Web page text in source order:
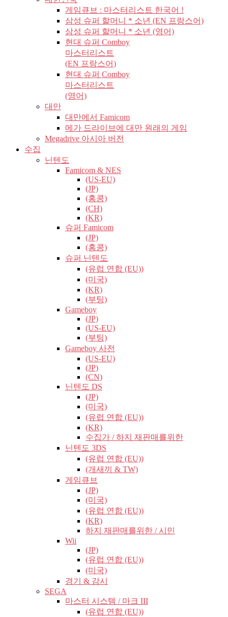
게임큐브 : 마스터리스트 한국어 !
삼성 슈퍼 할머니 * 소년 (EN 프랑스어)
삼성 슈퍼 할머니 * 소년 (영어)
현대 슈퍼 Comboy
마스터리스트
(EN 프랑스어)
현대 슈퍼 Comboy
마스터리스트
(영어)
대만
대만에서 Famicom
메가 드라이브에 대만 원래의 게임
Megadrive 아시아 버전
수집
닌텐도
Famicom & NES
(US-EU)
(JP)
(홍콩)
(CH)
(KR)
슈퍼 Famicom
(JP)
(홍콩)
슈퍼 닌텐도
(유럽​​ 연합 (EU))
(미국)
(KR)
(부팅)
Gameboy
(JP)
(US-EU)
(부팅)
Gameboy 사전
(US-EU)
(JP)
(CN)
닌텐도 DS
(JP)
(미국)
(유럽​​ 연합 (EU))
(KR)
수집가 / 하지 재판매를위한
닌텐도 3DS
(유럽​​ 연합 (EU))
(개새끼 & TW)
게임큐브
(JP)
(미국)
(유럽​​ 연합 (EU))
(KR)
하지 재판매를위한 / 시민
Wii
(JP)
(유럽​​ 연합 (EU))
(미국)
경기 & 감시
SEGA
마스터 시스템 / 마크 III
(유럽​​ 연합 (EU))